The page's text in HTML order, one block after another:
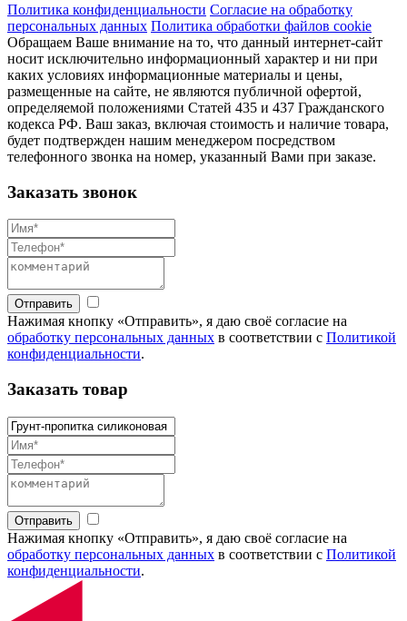
Политика конфиденциальности Согласие на обработку
персональных данных Политика обработки файлов cookie
Обращаем Ваше внимание на то, что данный интернет-сайт
носит исключительно информационный характер и ни при
каких условиях информационные материалы и цены,
размещенные на сайте, не являются публичной офертой,
определяемой положениями Статей 435 и 437 Гражданского
кодекса РФ. Ваш заказ, включая стоимость и наличие товара,
будет подтвержден нашим менеджером посредством
телефонного звонка на номер, указанный Вами при заказе.
Заказать звонок
Отправить
Нажимая кнопку «Отправить», я даю своё согласие на
обработку персональных данных в соответствии с Политикой
конфиденциальности.
Заказать товар
Отправить
Нажимая кнопку «Отправить», я даю своё согласие на
обработку персональных данных в соответствии с Политикой
конфиденциальности.